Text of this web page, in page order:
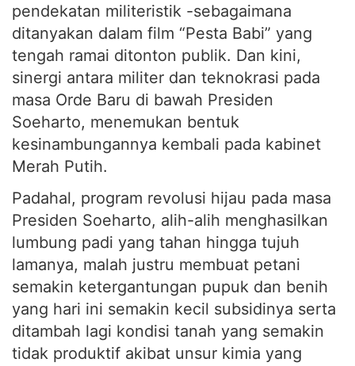
pendekatan militeristik -sebagaimana
ditanyakan dalam film “Pesta Babi” yang
tengah ramai ditonton publik. Dan kini,
sinergi antara militer dan teknokrasi pada
masa Orde Baru di bawah Presiden
Soeharto, menemukan bentuk
kesinambungannya kembali pada kabinet
Merah Putih.
Padahal, program revolusi hijau pada masa
Presiden Soeharto, alih-alih menghasilkan
lumbung padi yang tahan hingga tujuh
lamanya, malah justru membuat petani
semakin ketergantungan pupuk dan benih
yang hari ini semakin kecil subsidinya serta
ditambah lagi kondisi tanah yang semakin
tidak produktif akibat unsur kimia yang